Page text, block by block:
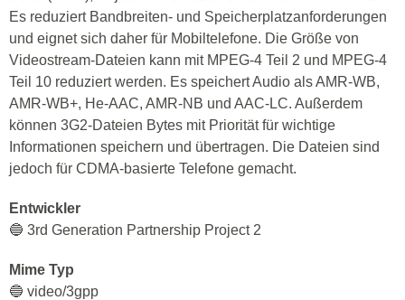
Es reduziert Bandbreiten- und Speicherplatzanforderungen
und eignet sich daher für Mobiltelefone. Die Größe von
Videostream-Dateien kann mit MPEG-4 Teil 2 und MPEG-4
Teil 10 reduziert werden. Es speichert Audio als AMR-WB,
AMR-WB+, He-AAC, AMR-NB und AAC-LC. Außerdem
können 3G2-Dateien Bytes mit Priorität für wichtige
Informationen speichern und übertragen. Die Dateien sind
jedoch für CDMA-basierte Telefone gemacht.
Entwickler
🔵 3rd Generation Partnership Project 2
Mime Typ
🔵 video/3gpp